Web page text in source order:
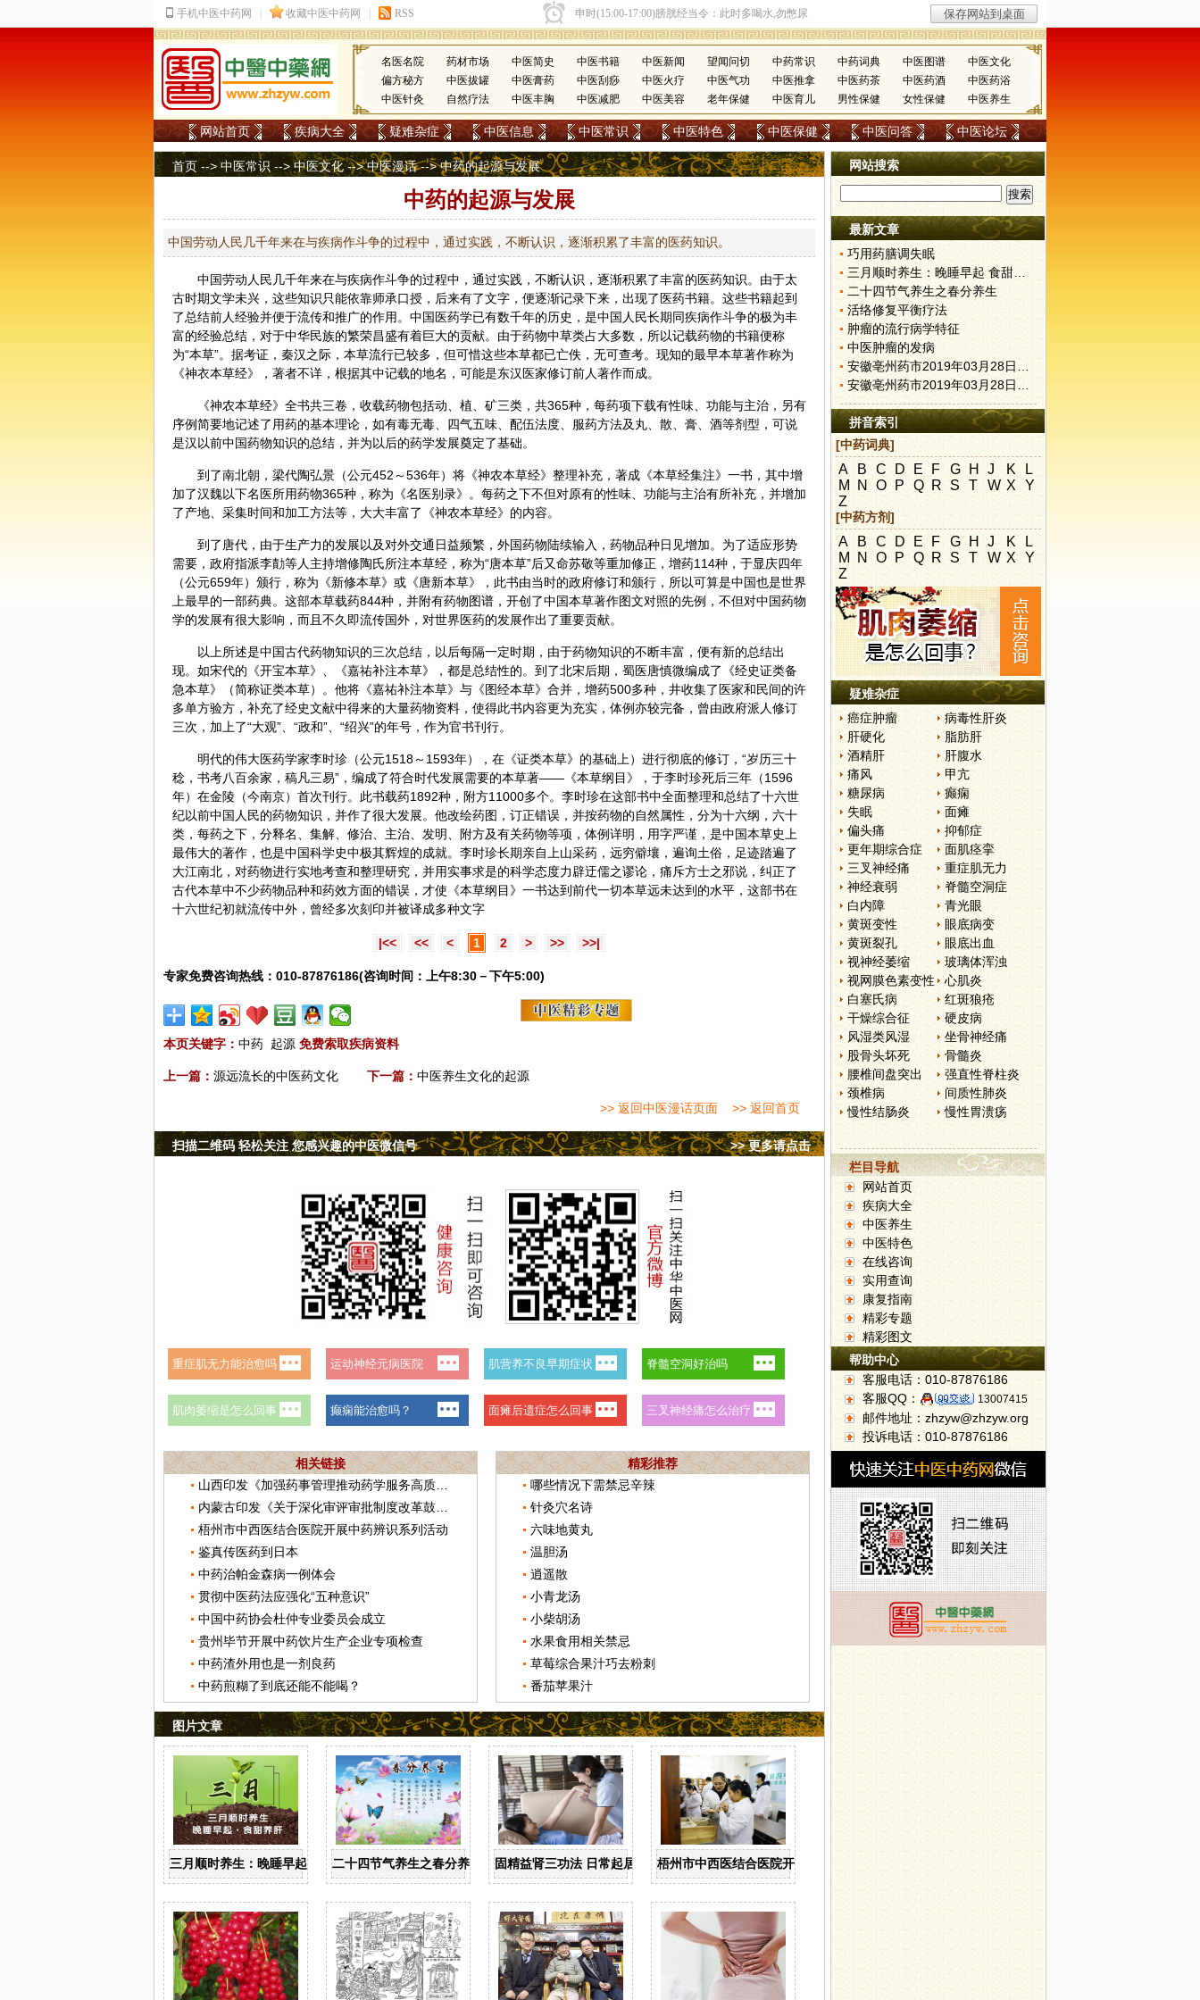
名医名院 药材市场 中医简史 中医书籍 中医新闻 望闻问切 中药常识 中药词典 中医图谱
中医文化
偏方秘方
中医拔罐 中医膏药 中医刮痧 中医火疗 中医气功 中医推拿 中医药茶 中医药酒
中医药浴
中医针灸
自然疗法 中医丰胸 中医减肥 中医美容 老年保健 中医育儿 男性保健 女性保健 中医养生
网站首页 疾病大全 疑难杂症 中医信息 中医常识 中医特色 中医保健 中医问答 中医论坛
首页 -->中医常识 -->中医文化-->中医漫话--> 中药的起源与发展
中药的起源与发展
中国劳动人民几千年来在与疾病作斗争的过程中，通过实践，不断认识，逐渐积累了丰富的医药知识。
中国劳动人民几千年来在与疾病作斗争的过程中，通过实践，不断认识，逐渐积累了丰富的医药知识。由于太
古时期文学未兴，这些知识只能依靠师承口授，后来有了文字，便逐渐记录下来，出现了医药书籍。这些书籍起到
了总结前人经验并便于流传和推广的作用。中国医药学已有数千年的历史，是中国人民长期同疾病作斗争的极为丰
富的经验总结，对于中华民族的繁荣昌盛有着巨大的贡献。由于药物中草类占大多数，所以记载药物的书籍便称
为“本草”。据考证，秦汉之际，本草流行已较多，但可惜这些本草都已亡佚，无可查考。现知的最早本草著作称为
《神衣本草经》，著者不详，根据其中记载的地名，可能是东汉医家修订前人著作而成。
《神农本草经》全书共三卷，收载药物包括动、植、矿三类，共365种，每药项下载有性味、功能与主治，另有
序例简要地记述了用药的基本理论，如有毒无毒、四气五味、配伍法度、服药方法及丸、散、膏、酒等剂型，可说
是汉以前中国药物知识的总结，并为以后的药学发展奠定了基础。
到了南北朝，梁代陶弘景 （公元452～536年）将《神农本草经》整理补充，著成《本草经集注》一书，其中增
加了汉魏以下名医所用药物365种，称为《名医别录》。每药之下不但对原有的性味、功能与主治有所补充，并增加
了产地、采集时间和加工方法等，大大丰富了《神农本草经》的内容。
到了唐代，由于生产力的发展以及对外交通日益频繁，外国药物陆续输入，药物品种日见增加。为了适应形势
需要，政府指派李勣等人主持增修陶氏所注本草经，称为“唐本草”后又命苏敬等重加修正，增药114种，于显庆四年
（公元659年）颁行，称为《新修本草》或《唐新本草》，此书由当时的政府修订和颁行，所以可算是中国也是世界
上最早的一部药典。这部本草载药844种，并附有药物图谱，开创了中国本草著作图文对照的先例，不但对中国药物
学的发展有很大影响，而且不久即流传国外，对世界医药的发展作出了重要贡献。
以上所述是中国古代药物知识的三次总结，以后每隔一定时期，由于药物知识的不断丰富，便有新的总结出
现。如宋代的《开宝本草》、《嘉祐补注本草》，都是总结性的。到了北宋后期，蜀医唐慎微编成了《经史证类备
急本草》（简称证类本草）。他将《嘉祐补注本草》与《图经本草》合并，增药500多种，井收集了医家和民间的许
多单方验方，补充了经史文献中得来的大量药物资料，使得此书内容更为充实，体例亦较完备，曾由政府派人修订
三次，加上了“大观”、“政和”、“绍兴”的年号，作为官书刊行。
明代的伟大医药学家李时珍 （公元1518～1593年），在《证类本草》的基础上）进行彻底的修订，“岁历三十
稔，书考八百余家，稿凡三易”，编成了符合时代发展需要的本草著——《本草纲目》，于李时珍死后三年（1596
年）在金陵（今南京）首次刊行。此书载药1892种，附方11000多个。李时珍在这部书中全面整理和总结了十六世
纪以前中国人民的药物知识，并作了很大发展。他改绘药图，订正错误，并按药物的自然属性，分为十六纲，六十
类，每药之下，分释名、集解、修治、主治、发明、附方及有关药物等项，体例详明，用字严谨，是中国本草史上
最伟大的著作，也是中国科学史中极其辉煌的成就。李时珍长期亲自上山采药，远穷僻壤，遍询土俗，足迹踏遍了
大江南北，对药物进行实地考查和整理研究，并用实事求是的科学态度力辟迂儒之谬论，痛斥方士之邪说，纠正了
古代本草中不少药物品种和药效方面的错误，才使《本草纲目》一书达到前代一切本草远未达到的水平，这部书在
十六世纪初就流传中外，曾经多次刻印并被译成多种文字
|<< << < 1 2 > >> >>|
专家免费咨询热线：010-87876186(咨询时间：上午8:30－下午5:00)
本页关键字： 中药 起源 免费索取疾病资料
上一篇： 源远流长的中医药文化 下一篇： 中医养生文化的起源
>> 返回中医漫话页面 >> 返回首页
>> 更多请点击
扫描二维码 轻松关注 您感兴趣的中医微信号
相关链接
梧州市中西医结合医院开展中药辨识系列活动
鉴真传医药到日本
中药治帕金森病一例体会
贯彻中医药法应强化“五种意识”
中国中药协会杜仲专业委员会成立
贵州毕节开展中药饮片生产企业专项检查
中药渣外用也是一剂良药
中药煎糊了到底还能不能喝？
精彩推荐
哪些情况下需禁忌辛辣
针灸穴名诗
六味地黄丸
温胆汤
逍遥散
小青龙汤
小柴胡汤
水果食用相关禁忌
草莓综合果汁巧去粉刺
番茄苹果汁
图片文章
三月顺时养生：晚睡早起 食甜养肝二十四节气养生之春分养生 固精益肾三功法 日常起居均可做梧州市中西医结合医院开展中药辨识系列活动
网站搜索
最新文章
巧用药膳调失眠
三月顺时养生：晚睡早起 食甜养肝
二十四节气养生之春分养生
活络修复平衡疗法
肿瘤的流行病学特征
中医肿瘤的发病
安徽亳州药市2019年03月28日快讯
安徽亳州药市2019年03月28日快讯
拼音索引
[中药词典]
A B C D E F G H J K
L
M N O P Q R S T W X
Y
Z
[中药方剂]
A B C D E F G H J K
L
M N O P Q R S T W X
Y
Z
疑难杂症
癌症肿瘤
病毒性肝炎
肝硬化
脂肪肝
酒精肝
肝腹水
痛风
甲亢
糖尿病
癫痫
失眠
面瘫
偏头痛
抑郁症
更年期综合症
面肌痉挛
三叉神经痛
重症肌无力
神经衰弱
脊髓空洞症
白内障
青光眼
黄斑变性
眼底病变
黄斑裂孔
眼底出血
视神经萎缩
玻璃体浑浊
视网膜色素变性
心肌炎
白塞氏病
红斑狼疮
干燥综合征
硬皮病
风湿类风湿
坐骨神经痛
股骨头坏死
骨髓炎
腰椎间盘突出
强直性脊柱炎
颈椎病
间质性肺炎
慢性结肠炎
慢性胃溃疡
栏目导航
网站首页
疾病大全
中医养生
中医特色
在线咨询
实用查询
康复指南
精彩专题
精彩图文
帮助中心
客服电话：010-87876186
客服QQ：
13007415
邮件地址：zhzyw@zhzyw.org
投诉电话：010-87876186